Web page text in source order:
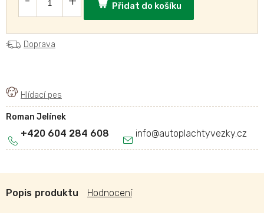
Přidat do košíku
Roman Jelínek
info@autoplachtyvezky.cz
+420 604 284 608
Doprava
Popis Hodnocení